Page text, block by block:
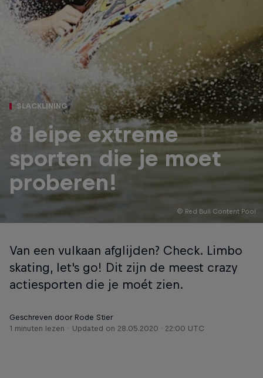
© Red Bull Content Pool
SLACKLINING
8 leipe extreme
sporten die je moet
proberen!
Van een vulkaan afglijden? Check. Limbo
skating, let's go! Dit zijn de meest crazy
actiesporten die je moét zien.
Geschreven door Rode Stier
1 minuten lezen
Updated on 28.05.2020 · 22:00 UTC